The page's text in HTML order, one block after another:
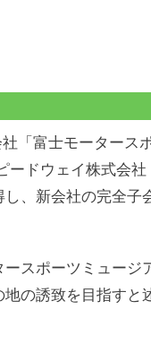
「富士モータース
ードウェイ株式会社
、新会社の完全子
スポーツミュージ
の誘致を目指すと